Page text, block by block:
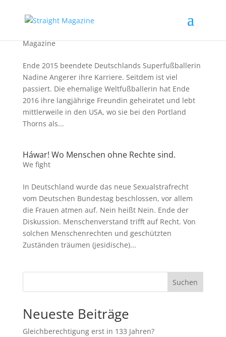
Magazine
Ende 2015 beendete Deutschlands Superfußballerin
Nadine Angerer ihre Karriere. Seitdem ist viel
passiert. Die ehemalige Weltfußballerin hat Ende
2016 ihre langjährige Freundin geheiratet und lebt
mittlerweile in den USA, wo sie bei den Portland
Thorns als...
Háwar! Wo Menschen ohne Rechte sind.
We fight
In Deutschland wurde das neue Sexualstrafrecht
vom Deutschen Bundestag beschlossen, vor allem
die Frauen atmen auf. Nein heißt Nein. Ende der
Diskussion. Menschenverstand trifft auf Recht. Von
solchen Menschenrechten und geschützten
Zuständen träumen (jesidische)...
Suchen
Neueste Beiträge
Gleichberechtigung erst in 133 Jahren?